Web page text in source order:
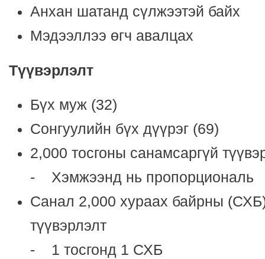
Анхан шатанд сүлжээтэй байх
Мэдээллээ өгч авалцах
Түүвэрлэлт
Бүх муж (32)
Сонгуулийн бүх дүүрэг (69)
2,000 тосгоны санамсаргүй
- Хэмжээнд нь пропорциональ
Санал 2,000 хураах байрны
түүвэрлэлт
- 1 тосгонд 1 СХБ